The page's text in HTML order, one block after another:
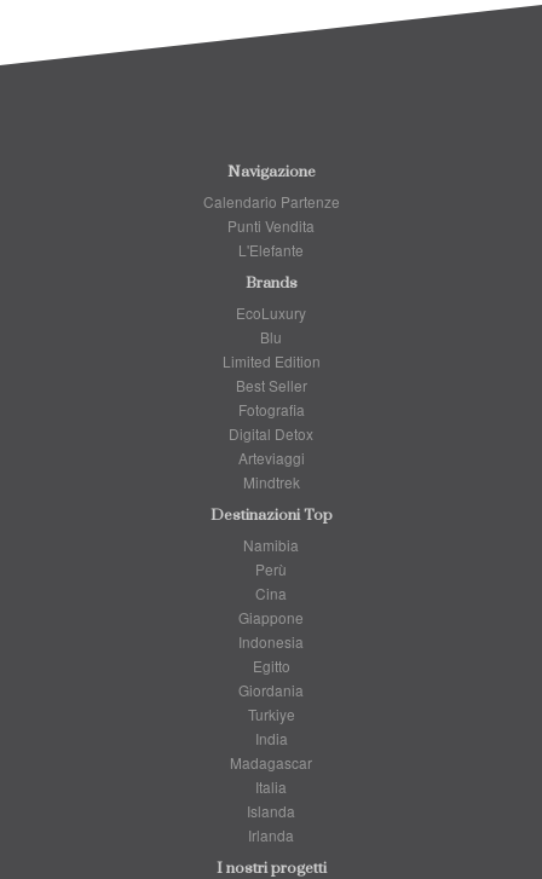
Navigazione
Calendario Partenze
Punti Vendita
L'Elefante
Brands
EcoLuxury
Blu
Limited Edition
Best Seller
Fotografia
Digital Detox
Arteviaggi
Mindtrek
Destinazioni Top
Namibia
Perù
Cina
Giappone
Indonesia
Egitto
Giordania
Turkiye
India
Madagascar
Italia
Islanda
Irlanda
I nostri progetti